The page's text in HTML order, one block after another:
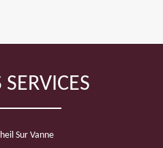
Sur Vanne